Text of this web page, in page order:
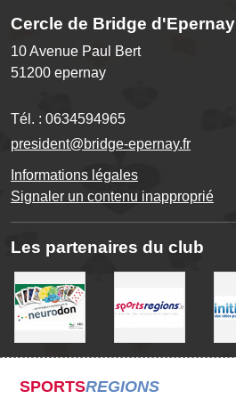
Cercle de Bridge d'Epernay
10 Avenue Paul Bert
51200 epernay
Tél. : 0634594965
president@bridge-epernay.fr
Informations légales
Signaler un contenu inapproprié
Les partenaires du club
SPORTSREGIONS